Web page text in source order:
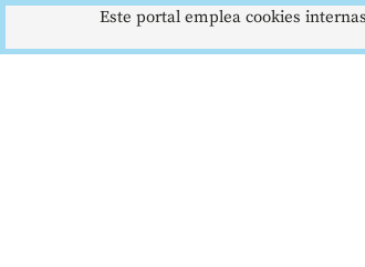
Este portal emplea cookies